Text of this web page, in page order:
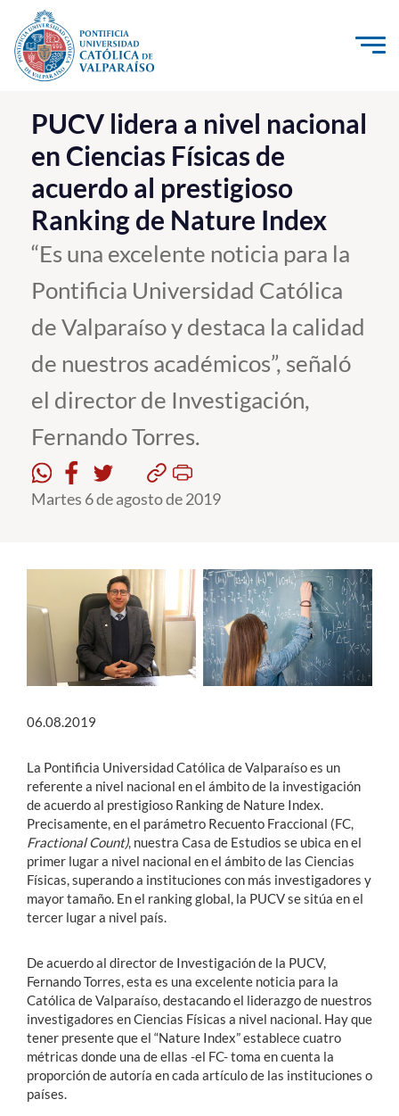
Click acá para ir directamente al contenido
La Universidad
Investigación, Creación e Innovación
PUCV Internacional
Vinculación con el Medio
Admisión
Pregrado
Postgrado
Formación Continua
Estudiantes
Académicos
English
PUCV lidera a nivel nacional
en Ciencias Físicas de
acuerdo al prestigioso
Ranking de Nature Index
“Es una excelente noticia para la
Pontificia Universidad Católica
de Valparaíso y destaca la calidad
de nuestros académicos”, señaló
el director de Investigación,
Fernando Torres.
Martes 6 de agosto de 2019
06.08.2019
La Pontificia Universidad Católica de Valparaíso es un
referente a nivel nacional en el ámbito de la investigación
de acuerdo al prestigioso Ranking de Nature Index.
Precisamente, en el parámetro Recuento Fraccional (FC,
Fractional Count), nuestra Casa de Estudios se ubica en el
primer lugar a nivel nacional en el ámbito de las Ciencias
Físicas, superando a instituciones con más investigadores y
mayor tamaño. En el ranking global, la PUCV se sitúa en el
tercer lugar a nivel país.
De acuerdo al director de Investigación de la PUCV,
Fernando Torres, esta es una excelente noticia para la
Católica de Valparaíso, destacando el liderazgo de nuestros
investigadores en Ciencias Físicas a nivel nacional. Hay que
tener presente que el “Nature Index” establece cuatro
métricas donde una de ellas -el FC- toma en cuenta la
proporción de autoría en cada artículo de las instituciones o
países.